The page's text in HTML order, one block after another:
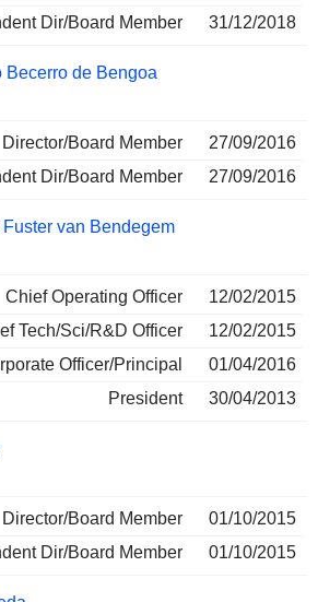
Dir/Board Member
31/12/2018
Becerro de Bengoa
Director/Board Member
27/09/2016
Dir/Board Member
27/09/2016
van Bendegem
Chief Operating Officer
12/02/2015
Tech/Sci/R&D Officer
12/02/2015
Officer/Principal
01/04/2016
President
30/04/2013
Director/Board Member
01/10/2015
Dir/Board Member
01/10/2015